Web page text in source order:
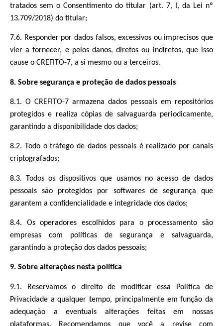
tratados sem o Consentimento do titular (art. 7, I, da Lei nº
13.709/2018) do titular;
7.6. Responder por dados falsos, excessivos ou imprecisos que
vier a fornecer, e pelos danos, diretos ou indiretos, que isso
cause o CREFITO-7, a si mesmo ou a terceiros.
8. Sobre segurança e proteção de dados pessoais
8.1. O CREFITO-7 armazena dados pessoais em repositórios
protegidos e realiza cópias de salvaguarda periodicamente,
garantindo a disponibilidade dos dados;
8.2. Todo o tráfego de dados pessoais é realizado por canais
criptografados;
8.3. Todos os dispositivos que usamos no acesso de dados
pessoais são protegidos por softwares de segurança que
garantem a confidencialidade e integridade dos dados;
8.4. Os operadores escolhidos para o processamento são
empresas com políticas de segurança e salvaguarda,
garantindo a proteção dos dados pessoais;
9. Sobre alterações nesta política
9.1. Reservamos o direito de modificar essa Política de
Privacidade a qualquer tempo, principalmente em função da
adequação a eventuais alterações feitas em nossas